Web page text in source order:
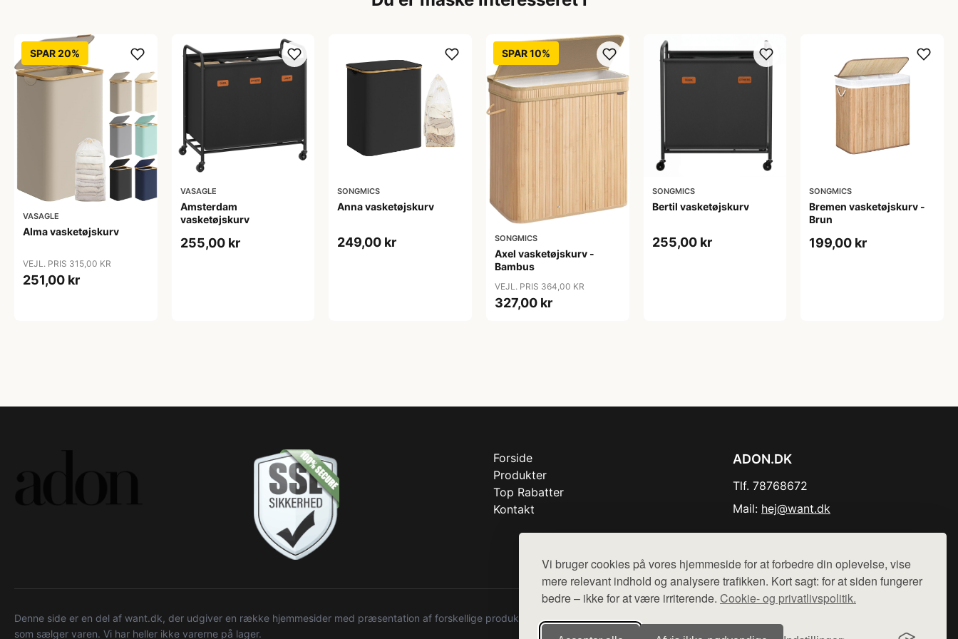
Vi bruger cookies på vores hjemmeside for at forbedre din oplevelse, vise
mere relevant indhold og analysere trafikken. Kort sagt: for at siden fungerer
bedre – ikke for at være irriterende. Cookie- og privatlivspolitik.
SPAR 20%
VASAGLE
Alma vasketøjskurv
VEJL. PRIS 315,00 KR
251,00 kr
VASAGLE
Amsterdam
vasketøjskurv
255,00 kr
SONGMICS
Anna vasketøjskurv
249,00 kr
SPAR 10%
SONGMICS
Axel vasketøjskurv -
Bambus
VEJL. PRIS 364,00 KR
327,00 kr
SONGMICS
Bertil vasketøjskurv
255,00 kr
SONGMICS
Bremen vasketøjskurv -
Brun
199,00 kr
Forside
Produkter
Top Rabatter
Kontakt
ADON.DK
Tlf. 78768672
Mail: hej@want.dk
Denne side er en del af want.dk, der udgiver en række hjemmesider med præsentation af forskellige produkter fra diverse webshops. Der sælges ikke varer fra denne side - vi henviser til de shops,
som sælger varen. Vi har heller ikke varerne på lager.